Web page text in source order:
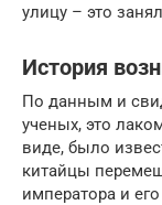
улицу – это
История
По данным и
ученых, это
виде, было
китайцы
императора и